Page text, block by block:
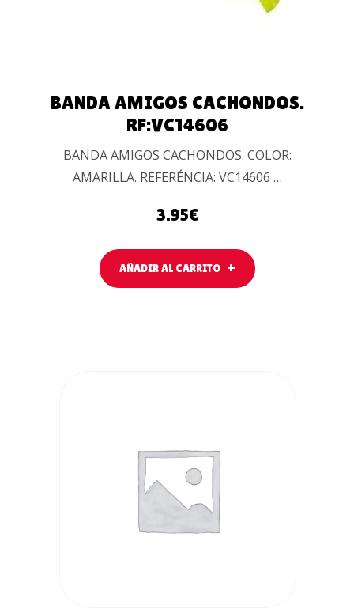
BANDA AMIGOS CACHONDOS.
RF:VC14606
BANDA AMIGOS CACHONDOS. COLOR:
AMARILLA. REFERÉNCIA: VC14606 …
3.95€
AÑADIR AL CARRITO
AÑADIR AL
CARRITO